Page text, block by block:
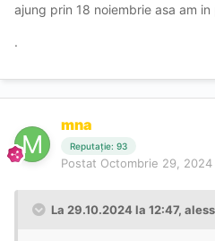
ajung prin 18 noiembrie asa am in
.
mna
Reputație: 93
Postat Octombrie 29, 2024
La 29.10.2024 la 12:47,